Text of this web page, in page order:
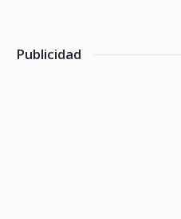
Publicidad